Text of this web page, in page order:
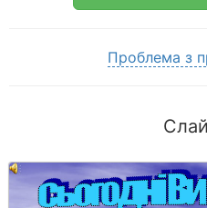
Проблема з